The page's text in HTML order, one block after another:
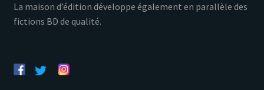
La maison d’édition développe également en parallèle des
fictions BD de qualité.